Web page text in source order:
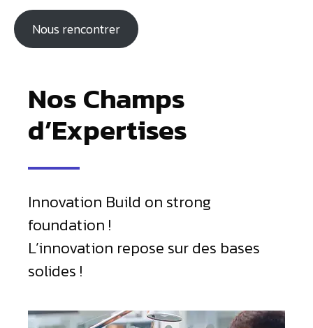
Nous rencontrer
Nos Champs
d’Expertises
Innovation Build on strong
foundation !
L’innovation repose sur des bases
solides !